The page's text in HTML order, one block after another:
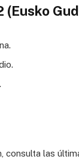
(Eusko
consulta las